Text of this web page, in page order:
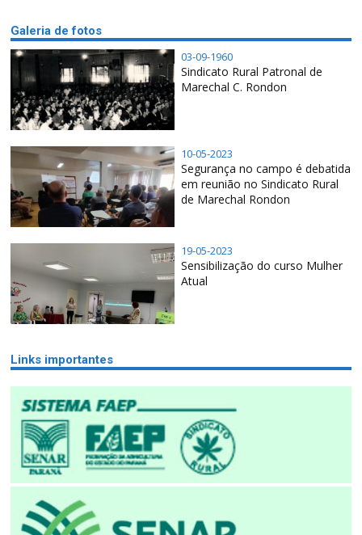
Galeria de fotos
03-09-1960
Sindicato Rural Patronal de
Marechal C. Rondon
10-05-2023
Segurança no campo é debatida
em reunião no Sindicato Rural
de Marechal Rondon
19-05-2023
Sensibilização do curso Mulher
Atual
Links importantes